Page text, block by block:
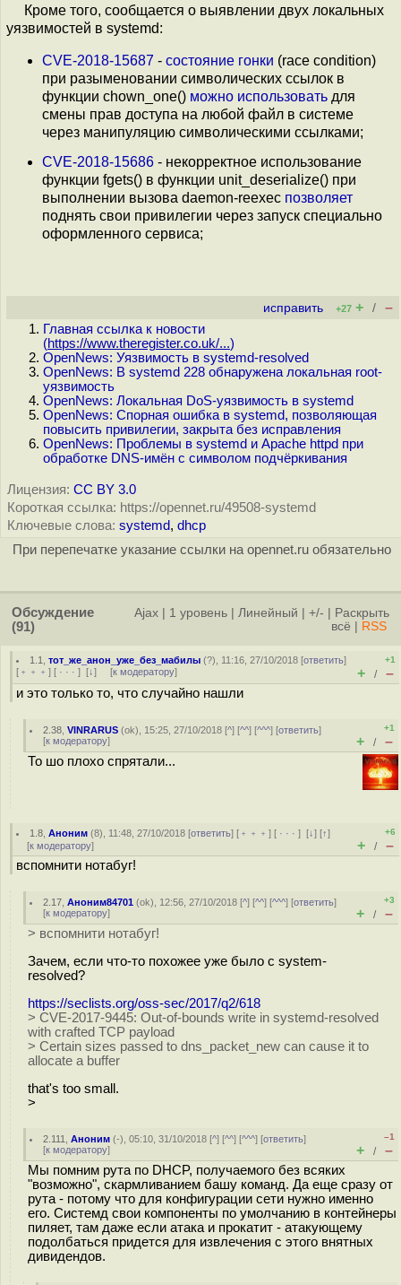
Кроме того, сообщается о выявлении двух локальных
уязвимостей в systemd:
CVE-2018-15687 - состояние гонки (race condition)
при разыменовании символических ссылок в
функции chown_one() можно использовать для
смены прав доступа на любой файл в системе
через манипуляцию символическими ссылками;
CVE-2018-15686 - некорректное использование
функции fgets() в функции unit_deserialize() при
выполнении вызова daemon-reexec позволяет
поднять свои привилегии через запуск специально
оформленного сервиса;
исправить +27 + / –
Главная ссылка к новости
(https://www.theregister.co.uk/...)
OpenNews: Уязвимость в systemd-resolved
OpenNews: В systemd 228 обнаружена локальная root-
уязвимость
OpenNews: Локальная DoS-уязвимость в systemd
OpenNews: Спорная ошибка в systemd, позволяющая
повысить привилегии, закрыта без исправления
OpenNews: Проблемы в systemd и Apache httpd при
обработке DNS-имён с символом подчёркивания
Лицензия: CC BY 3.0
Короткая ссылка: https://opennet.ru/49508-systemd
Ключевые слова: systemd, dhcp
При перепечатке указание ссылки на opennet.ru обязательно
Обсуждение
(91)
Ajax 1 уровень Линейный +/-
Раскрыть
всё
RSS
1.1 ,тот_же_анон_уже_без_мабилы (?), 11:16, 27/10/2018 [ответить]
[ ﹢﹢﹢ ] [ · · · ] [↓] [к модератору]
+1
+ / –
и это только то, что случайно нашли
2.38 ,VINRARUS (ok), 15:25, 27/10/2018 [^] [^^] [^^^] [ответить]
[к модератору]
+1
+ / –
То шо плохо спрятали...
1.8 ,Аноним (8), 11:48, 27/10/2018 [ответить] [ ﹢﹢﹢] [ · · ·][↓] [↑]
[к модератору]
+6
+ / –
вспомнити нотабуг!
2.17 ,Аноним84701 (ok), 12:56, 27/10/2018 [^] [^^] [^^^] [ответить]
[к модератору]
+3
+ / –
> вспомнити нотабуг!
Зачем, если что-то похожее уже было с system-
resolved?
https://seclists.org/oss-sec/2017/q2/618
> CVE-2017-9445: Out-of-bounds write in systemd-resolved
with crafted TCP payload
> Certain sizes passed to dns_packet_new can cause it to
allocate a buffer
that's too small.
>
2.111 ,Аноним (-), 05:10, 31/10/2018 [^] [^^] [^^^] [ответить]
[к модератору]
–1
+ / –
Мы помним рута по DHCP, получаемого без всяких
"возможно", скармливанием башу команд. Да еще сразу от
рута - потому что для конфигурации сети нужно именно
его. Системд свои компоненты по умолчанию в контейнеры
пиляет, там даже если атака и прокатит - атакующему
подолбаться придется для извлечения с этого внятных
дивидендов.